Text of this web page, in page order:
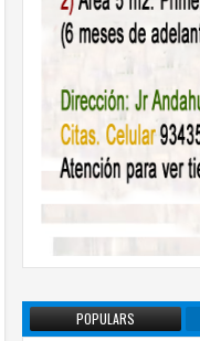
POPULARS